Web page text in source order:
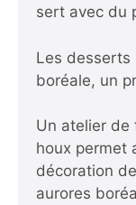
sert avec du
Les
boréale, un
Un atelier de
houx permet
décoration
aurores